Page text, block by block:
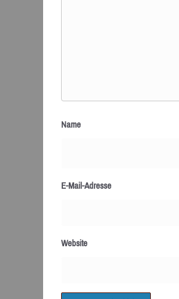
Name
E-Mail-Adresse
Website